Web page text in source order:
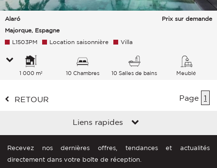
Alaró
Majorque, Espagne
Prix sur demande
L1503PM Location saisonnière Villa
1 000 m² 10 Chambres 10 Salles de bains Meublé
RETOUR Page 1
Liens rapides
Recevez nos dernières offres, tendances et actualités
directement dans votre boîte de réception.